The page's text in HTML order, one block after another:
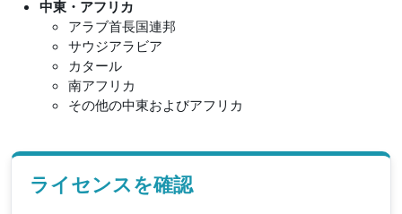
中東・アフリカ
アラブ首長国連邦
サウジアラビア
カタール
南アフリカ
その他の中東およびアフリカ
ライセンスを確認